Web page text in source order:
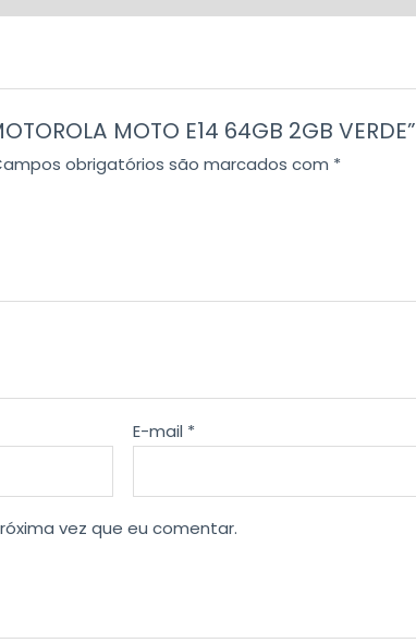
MOTO E14 64GB 2GB VERDE”
obrigatórios são marcados com *
E-mail *
vez que eu comentar.